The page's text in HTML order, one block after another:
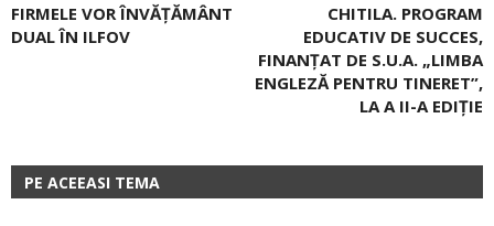
FIRMELE VOR ÎNVĂŢĂMÂNT
DUAL ÎN ILFOV
CHITILA. PROGRAM
EDUCATIV DE SUCCES,
FINANŢAT DE S.U.A. „LIMBA
ENGLEZĂ PENTRU TINERET”,
LA A II-A EDIŢIE
PE ACEEASI TEMA